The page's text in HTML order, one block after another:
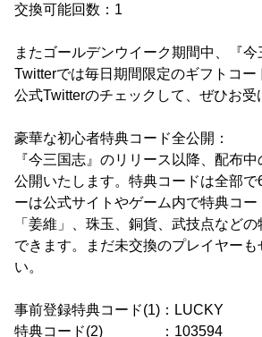
交換可能回数：1
またゴールデンウイーク期間中、『
Twitterでは毎日期間限定のギフトコー
公式Twitterのチェックして、ぜひお受
豪華な初心者特典コード全公開：
『今三国志』のリリース以降、配布
公開いたします。特典コードは全部
ーは公式サイトやゲーム内で特典コ
「姜維」、珠玉、銅貨、武技点など
できます。まだ未交換のプレイヤーも
い。
事前登録特典コード(1)：LUCKY
特典コード(2) ：103594